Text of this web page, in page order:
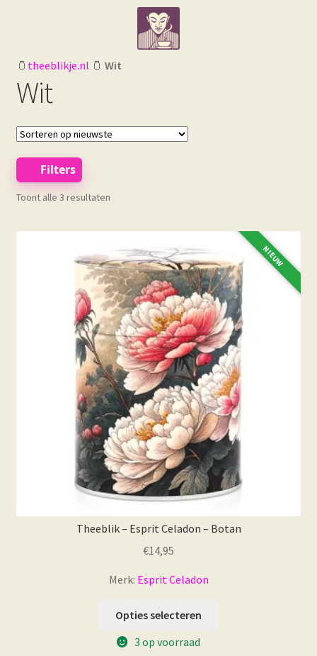
navigatie
inhoud
🫙 theeblikje.nl 🫙 Wit
Wit
Filters
Toont alle 3 resultatenGesorteerd
NIEUW
Theeblik – Esprit Celadon – Botan
€14,95
Merk: Esprit Celadon
Opties selecteren
3 op voorraad